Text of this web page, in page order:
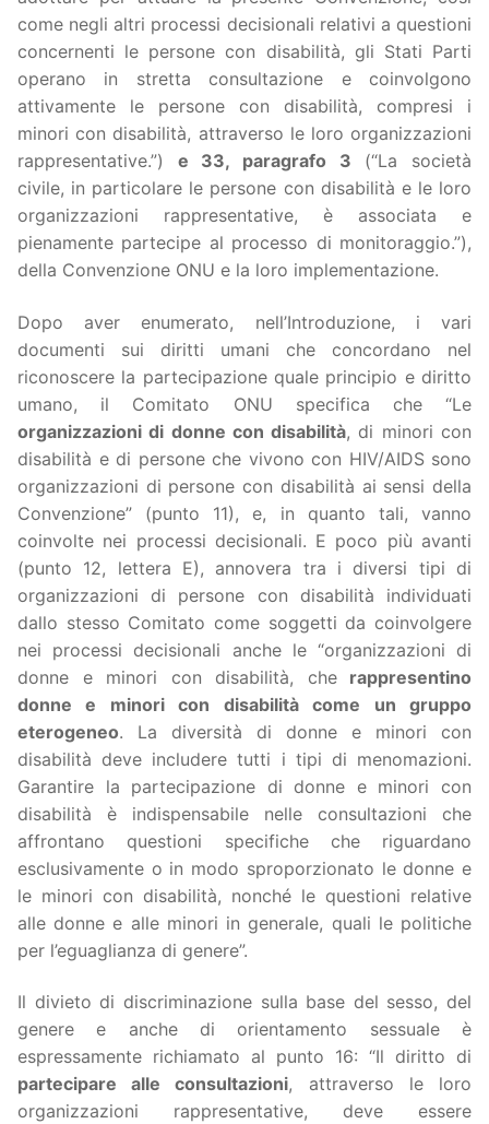
come negli altri processi decisionali relativi a questioni
concernenti le persone con disabilità, gli Stati Parti
operano in stretta consultazione e coinvolgono
attivamente le persone con disabilità, compresi i
minori con disabilità, attraverso le loro organizzazioni
rappresentative.”) e 33, paragrafo 3 (“La società
civile, in particolare le persone con disabilità e le loro
organizzazioni rappresentative, è associata e
pienamente partecipe al processo di monitoraggio.”),
della Convenzione ONU e la loro implementazione.
Dopo aver enumerato, nell’Introduzione, i vari
documenti sui diritti umani che concordano nel
riconoscere la partecipazione quale principio e diritto
umano, il Comitato ONU specifica che “Le
organizzazioni di donne con disabilità, di minori con
disabilità e di persone che vivono con HIV/AIDS sono
organizzazioni di persone con disabilità ai sensi della
Convenzione” (punto 11), e, in quanto tali, vanno
coinvolte nei processi decisionali. E poco più avanti
(punto 12, lettera E), annovera tra i diversi tipi di
organizzazioni di persone con disabilità individuati
dallo stesso Comitato come soggetti da coinvolgere
nei processi decisionali anche le “organizzazioni di
donne e minori con disabilità, cherappresentino
donne e minori con disabilità come un gruppo
eterogeneo. La diversità di donne e minori con
disabilità deve includere tutti i tipi di menomazioni.
Garantire la partecipazione di donne e minori con
disabilità è indispensabile nelle consultazioni che
affrontano questioni specifiche che riguardano
esclusivamente o in modo sproporzionato le donne e
le minori con disabilità, nonché le questioni relative
alle donne e alle minori in generale, quali le politiche
per l’eguaglianza di genere”.
Il divieto di discriminazione sulla base del sesso, del
genere e anche di orientamento sessuale è
espressamente richiamato al punto 16: “Il diritto di
partecipare alle consultazioni, attraverso le loro
organizzazioni rappresentative, deve essere